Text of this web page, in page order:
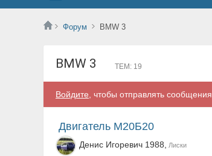
Форум BMW 3
BMW 3 ТЕМ: 19
Войдите , чтобы отправлять сообщения.
Двигатель М20Б20
Денис Игоревич 1988, Лиски